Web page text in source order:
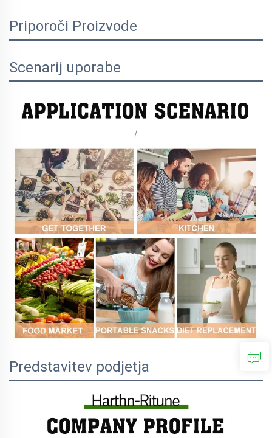
Priporoči Proizvode
Scenarij uporabe
Predstavitev podjetja